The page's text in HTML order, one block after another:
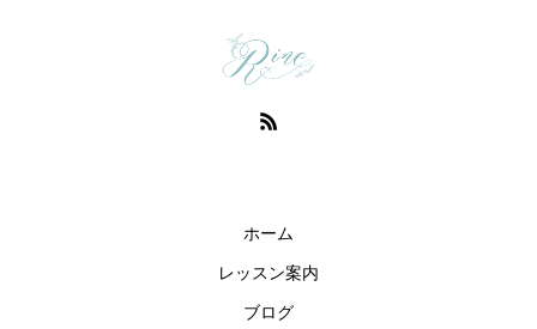
ホーム
レッスン案内
ブログ